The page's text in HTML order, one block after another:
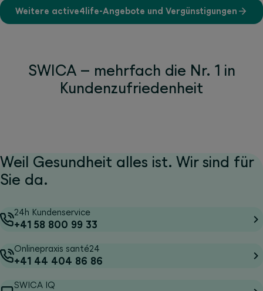
Weitere active4life-Angebote und Vergünstigungen
SWICA – mehrfach die Nr. 1 in
Kundenzufriedenheit
Weil Gesundheit alles ist. Wir sind für
Sie da.
24h Kundenservice
+41 58 800 99 33
Onlinepraxis santé24
+41 44 404 86 86
SWICA IQ